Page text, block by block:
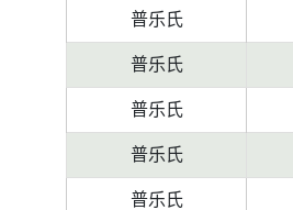
普乐氏
普乐氏
普乐氏
普乐氏
普乐氏